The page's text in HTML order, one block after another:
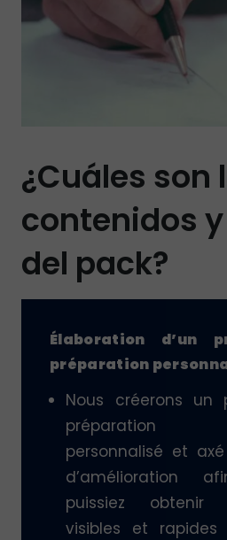
¿Cuáles son
contenidos
del pack?
Élaboration d’un
préparation
Nous créerons un
préparation
personnalisé et
d’amélioration
puissiez obtenir
visibles et rapides